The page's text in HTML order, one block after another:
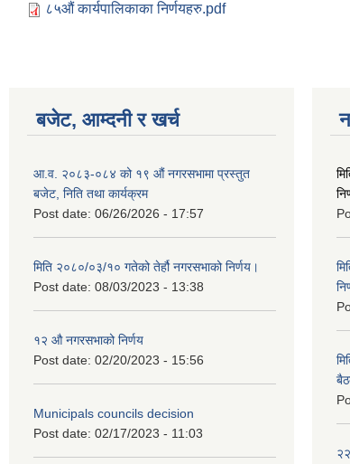
८५औं कार्यपालिकाका निर्णयहरु.pdf
बजेट, आम्दनी र खर्च
आ.व. २०८३-०८४ को १९ औं नगरसभामा प्रस्तुत
बजेट, निति तथा कार्यक्रम
Post date: 06/26/2026 - 17:57
मिति २०८०/०३/१० गतेको तेर्हौ नगरसभाको निर्णय।
Post date: 08/03/2023 - 13:38
१२ औ नगरसभाको निर्णय
Post date: 02/20/2023 - 15:56
Municipals councils decision
Post date: 02/17/2023 - 11:03